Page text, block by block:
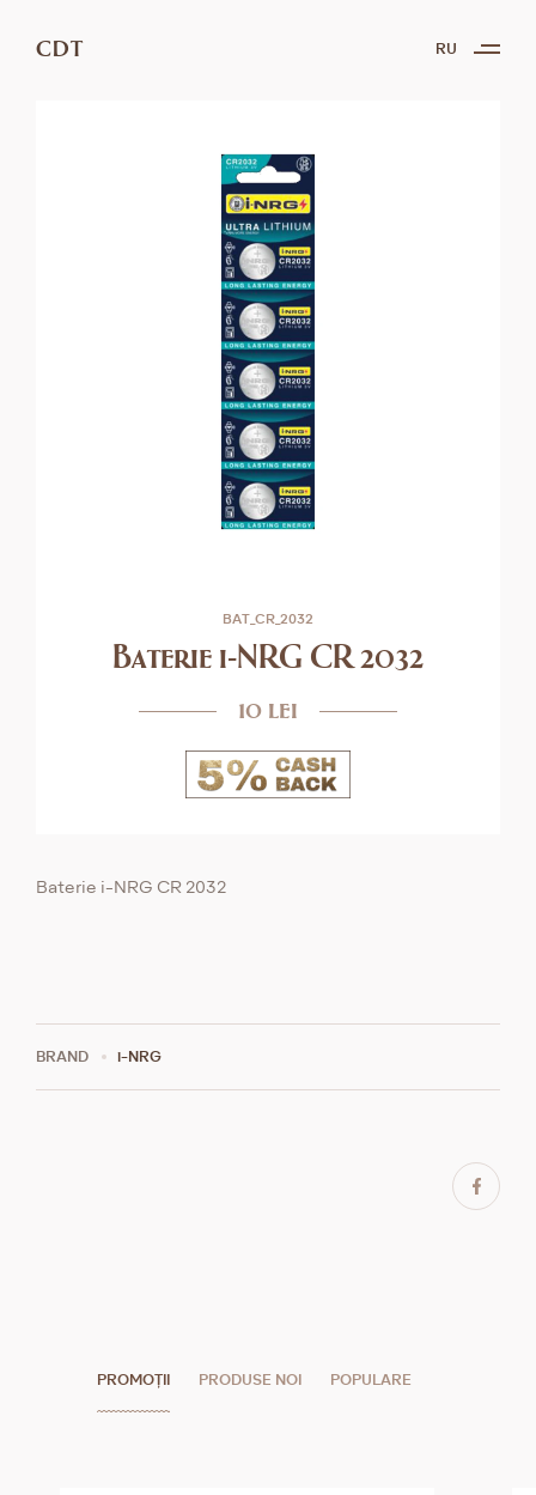
CDT RU
BAT_CR_2032
Baterie i-NRG CR 2032
10 lei
Baterie i-NRG CR 2032
BRAND i-NRG
PROMOȚII PRODUSE NOI POPULARE